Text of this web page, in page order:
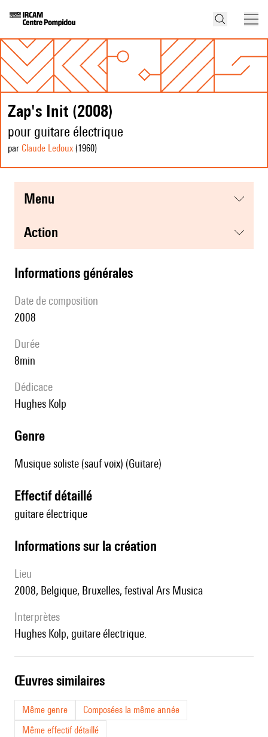
Zap's Init (2008)
pour guitare électrique
par Claude Ledoux (1960)
menu
action
informations générales
date de composition
2008
durée
8min
Dédicace
Hughes Kolp
genre
Musique soliste (sauf voix) (Guitare)
effectif détaillé
guitare électrique
informations sur la création
lieu
2008, Belgique, Bruxelles, festival Ars Musica
interprètes
Hughes Kolp, guitare électrique.
œuvres similaires
Même genre
Composées la même année
Même effectif détaillé